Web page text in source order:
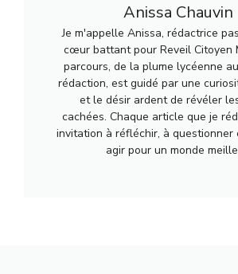
Anissa Chauvin
Je m'appelle Anissa, rédactrice
cœur battant pour Reveil Citoyen
parcours, de la plume lycéenne
rédaction, est guidé par une
et le désir ardent de révéler
cachées. Chaque article que je
invitation à réfléchir, à questionner
agir pour un monde